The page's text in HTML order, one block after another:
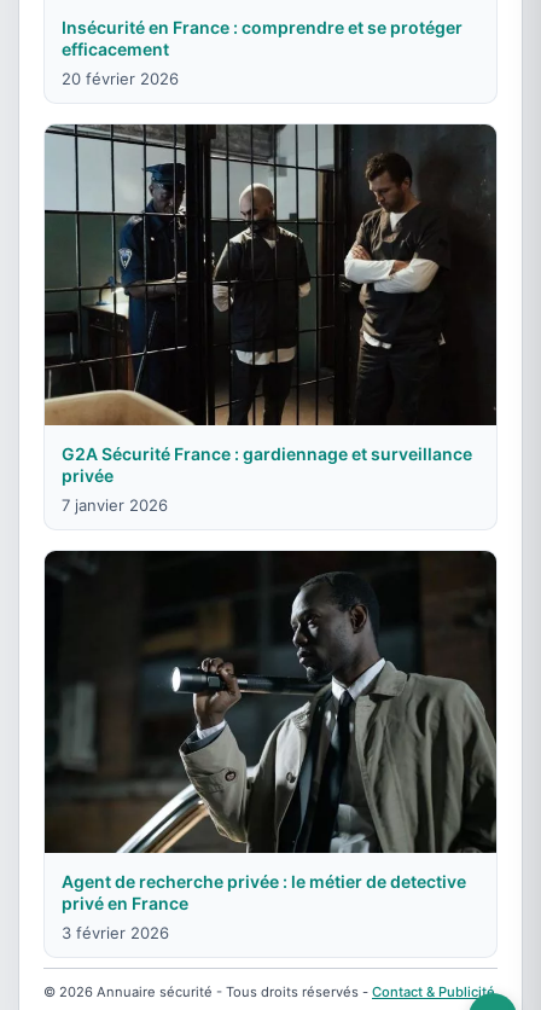
Insécurité en France : comprendre et se protéger
efficacement
20 février 2026
G2A Sécurité France : gardiennage et surveillance
privée
7 janvier 2026
Agent de recherche privée : le métier de detective
privé en France
3 février 2026
© 2026 Annuaire sécurité - Tous droits réservés - Contact & Publicité